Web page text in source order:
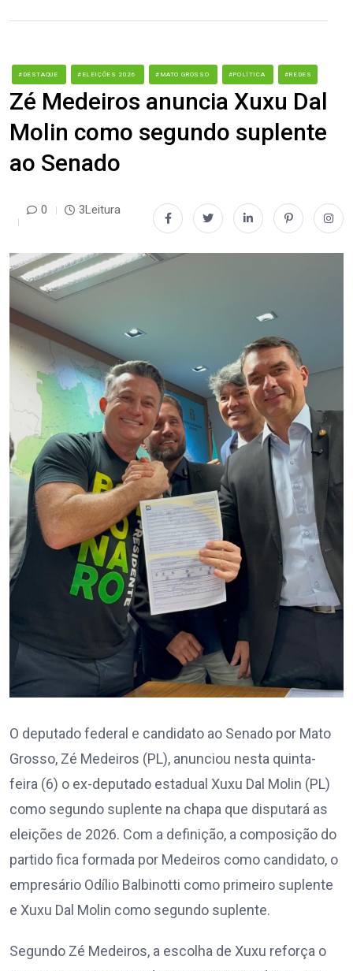
#DESTAQUE #ELEIÇÕES 2026 #MATO GROSSO #POLÍTICA #REDES
Zé Medeiros anuncia Xuxu Dal
Molin como segundo suplente
ao Senado
0 3Leitura
O deputado federal e candidato ao Senado por Mato
Grosso, Zé Medeiros (PL), anunciou nesta quinta-
feira (6) o ex-deputado estadual Xuxu Dal Molin (PL)
como segundo suplente na chapa que disputará as
eleições de 2026. Com a definição, a composição do
partido fica formada por Medeiros como candidato, o
empresário Odílio Balbinotti como primeiro suplente
e Xuxu Dal Molin como segundo suplente.
Segundo Zé Medeiros, a escolha de Xuxu reforça o